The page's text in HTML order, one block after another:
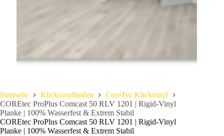
Startseite Klickvinylboden
CoreTec Klickvinyl
COREtec ProPlus Comcast 50 RLV 1201 | Rigid-Vinyl
Planke | 100% Wasserfest & Extrem Stabil
COREtec ProPlus Comcast 50 RLV 1201 | Rigid-Vinyl
Planke | 100% Wasserfest & Extrem Stabil